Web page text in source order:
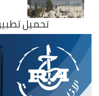
تحميل تطبيق